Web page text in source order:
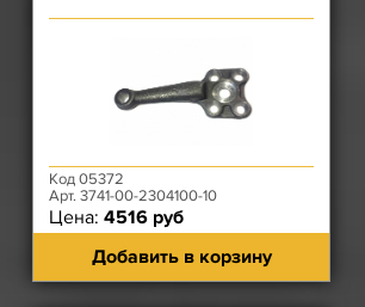
Код 05372
Арт. 3741-00-2304100-10
Цена: 4516 руб
Добавить в корзину